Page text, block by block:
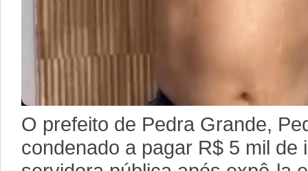
O prefeito de Pedra Grande,
condenado a pagar R$ 5 mil de